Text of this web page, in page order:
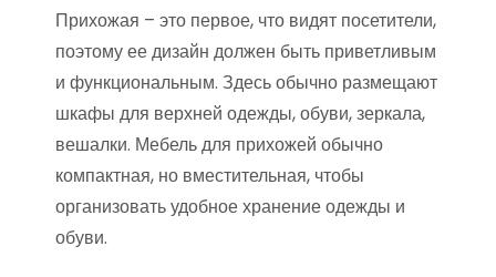
Прихожая – это первое, что видят посетители,
поэтому ее дизайн должен быть приветливым
и функциональным. Здесь обычно размещают
шкафы для верхней одежды, обуви, зеркала,
вешалки. Мебель для прихожей обычно
компактная, но вместительная, чтобы
организовать удобное хранение одежды и
обуви.